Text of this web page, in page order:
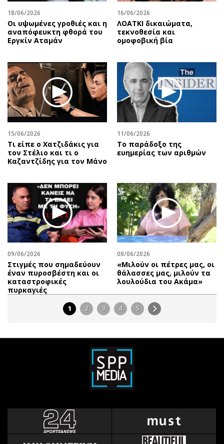
18/06/2026
Οι υψωμένες γροθιές και η
αναπόφευκτη φθορά του
Εργκίν Αταμάν
16/06/2026
ΛΟΑΤΚΙ δικαιώματα,
τεκνοθεσία και
ομοφοβική βία
15/06/2026
Τι είπε ο Χατζιδάκις για
τον Στέλιο και τι ο
Καζαντζίδης για τον Μάνο
11/06/2026
Το παράδοξο της
ευημερίας των αριθμών
09/06/2026
Στιγμές που σημαδεύουν
έναν πυροσβέστη και οι
καταστροφικές
πυρκαγιές
08/06/2026
«Μιλούν οι πέτρες μας, οι
θάλασσες μας, μιλούν τα
λουλούδια του Ακάμα»
1 2 3 4 5